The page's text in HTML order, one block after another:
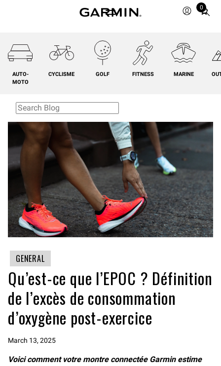
0
Total
AUTO-
MOTO
CYCLISME GOLF FITNESS MARINE
GENERAL
Qu’est-ce que l’EPOC ? Définition
de l’excès de consommation
d’oxygène post-exercice
March 13, 2025
Voici comment votre montre connectée Garmin estime